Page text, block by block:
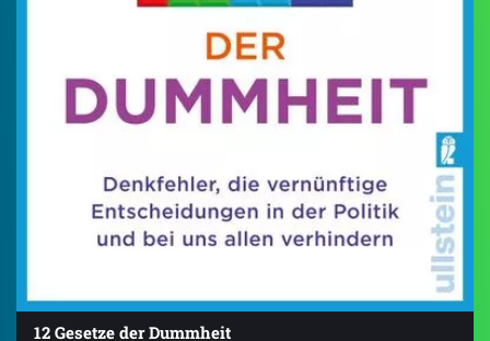
12 Gesetze der Dummheit